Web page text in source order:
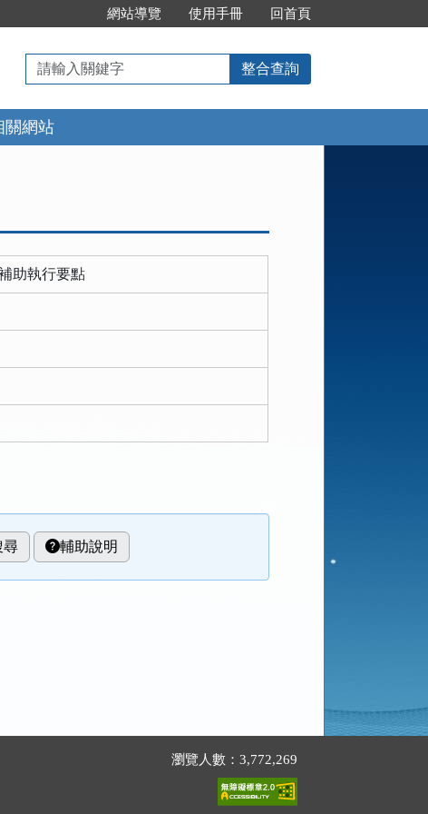
網站導覽 使用手冊 回首頁
請
輸
入
關
鍵
整合查詢
關網站
助執行要點
輔助說明
瀏覽人數：3,772,269